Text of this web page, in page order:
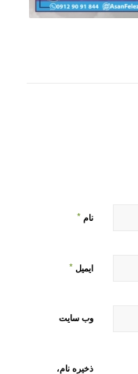
نام *
ایمیل *
وب‌ سایت
ذخیره نام،